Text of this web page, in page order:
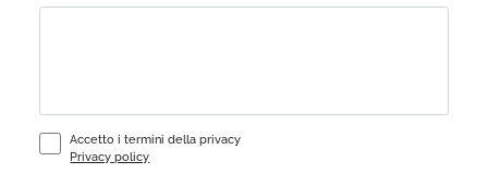
Accetto i termini della privacy
Privacy policy